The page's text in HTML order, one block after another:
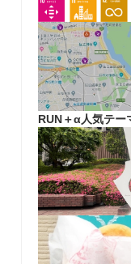
RUN＋α人気テー